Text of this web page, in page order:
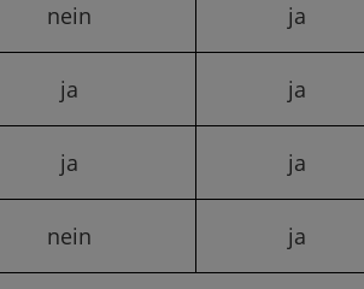
nein ja
ja ja
ja ja
nein ja